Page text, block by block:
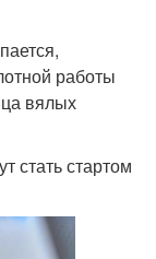
работы
вялых
стать стартом